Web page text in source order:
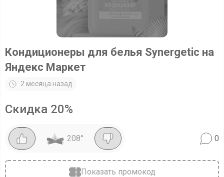
Кондиционеры для белья Synergetic на
Яндекс Маркет
2 месяца назад
Скидка 20%
208° 0
Показать промокод